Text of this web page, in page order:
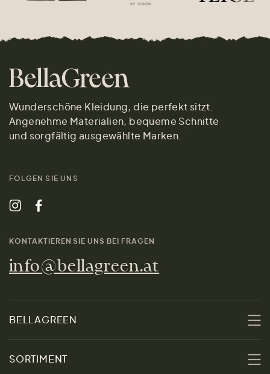
Wunderschöne Kleidung, die perfekt sitzt.
Angenehme Materialien, bequeme Schnitte
und sorgfältig ausgewählte Marken.
FOLGEN SIE UNS
KONTAKTIEREN SIE UNS BEI FRAGEN
info@bellagreen.at
BELLAGREEN
SORTIMENT